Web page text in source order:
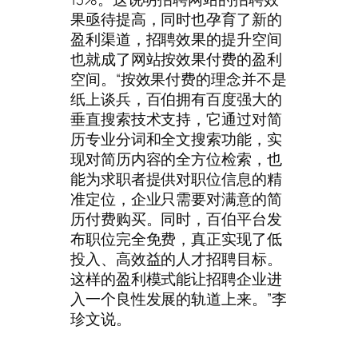
果亟待提高，同时也孕育了新的
盈利渠道，招聘效果的提升空间
也就成了网站按效果付费的盈利
空间。“按效果付费的理念并不是
纸上谈兵，百伯拥有百度强大的
垂直搜索技术支持，它通过对简
历专业分词和全文搜索功能，实
现对简历内容的全方位检索，也
能为求职者提供对职位信息的精
准定位，企业只需要对满意的简
历付费购买。同时，百伯平台发
布职位完全免费，真正实现了低
投入、高效益的人才招聘目标。
这样的盈利模式能让招聘企业进
入一个良性发展的轨道上来。”李
珍文说。